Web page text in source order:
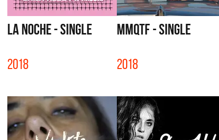
LA NOCHE - SINGLE
2018
MMQTF - SINGLE
2018